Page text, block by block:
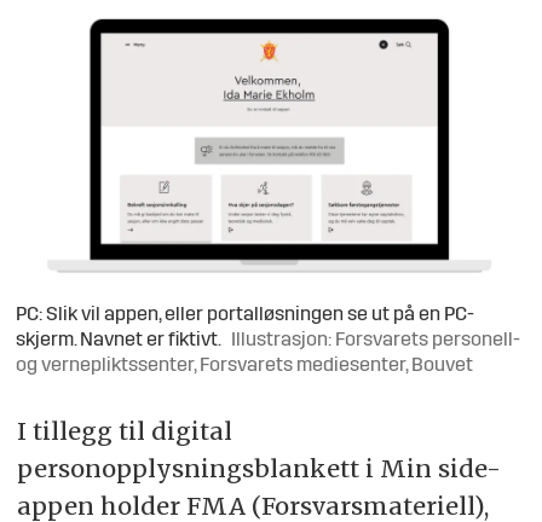
PC: Slik vil appen, eller portalløsningen se ut på en PC-
skjerm. Navnet er fiktivt.
Illustrasjon: Forsvarets personell-
og vernepliktssenter, Forsvarets mediesenter, Bouvet
I tillegg til digital
personopplysningsblankett i Min side-
appen holder FMA (Forsvarsmateriell),